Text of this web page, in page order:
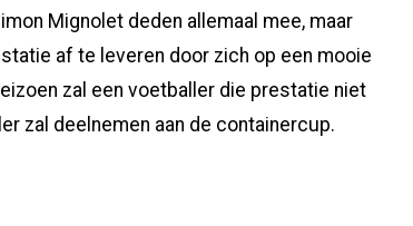
Mignolet deden allemaal mee, maar
af te leveren door zich op een mooie
zal een voetballer die prestatie niet
zal deelnemen aan de containercup.